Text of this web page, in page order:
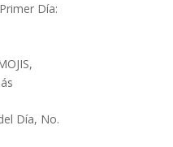
Día:
Día, No.